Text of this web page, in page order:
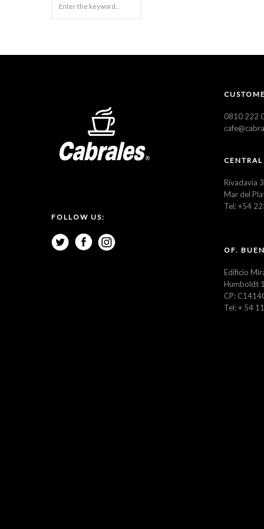
FOLLOW US:
0810 222
Rivadavia
Mar del
Tel: +54
OF.
Edificio
Humboldt
CP:
Tel: + 54